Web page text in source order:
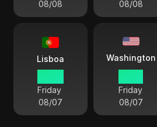
08/08
08/08
Lisboa
Friday
08/07
Washington
Friday
08/07